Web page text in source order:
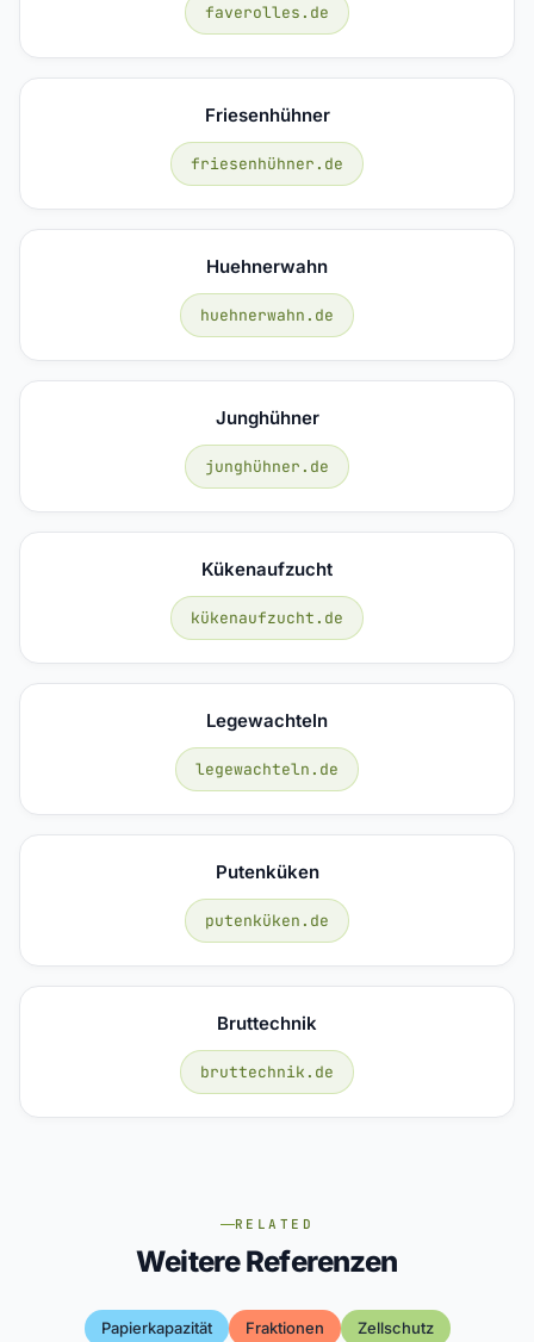
faverolles.de
Friesenhühner
friesenhühner.de
Huehnerwahn
huehnerwahn.de
Junghühner
junghühner.de
Kükenaufzucht
kükenaufzucht.de
Legewachteln
legewachteln.de
Putenküken
putenküken.de
Bruttechnik
bruttechnik.de
RELATED
Weitere Referenzen
Papierkapazität Fraktionen Zellschutz